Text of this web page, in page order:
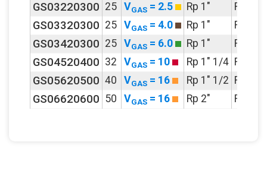
GS03220300 25 VGAS = 2.5 Rp 1" R 1"
GS03320300 25 VGAS = 4.0 Rp 1" R 1"
GS03420300 25 VGAS = 6.0 Rp 1" R 1"
GS04520400 32 VGAS = 10 Rp 1" 1/4 R 1"
GS05620500 40 VGAS = 16 Rp 1" 1/2 R 1"
GS06620600 50 VGAS = 16 Rp 2" R 2"